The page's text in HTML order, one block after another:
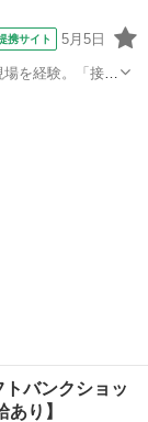
携サイト 5月5日
を経験。「接客
バンクショッ
り】